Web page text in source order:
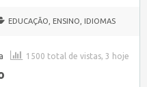
EDUCAÇÃO, ENSINO, IDIOMAS
1500 total de vistas, 3 hoje